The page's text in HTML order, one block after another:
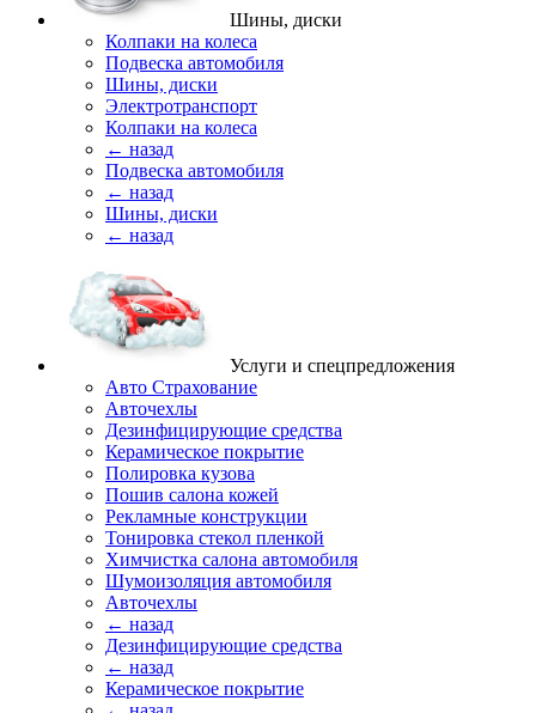
Шины, диски
Колпаки на колеса
Подвеска автомобиля
Шины, диски
Электротранспорт
Колпаки на колеса
← назад
Подвеска автомобиля
← назад
Шины, диски
← назад
Услуги и спецпредложения
Авто Страхование
Авточехлы
Дезинфицирующие средства
Керамическое покрытие
Полировка кузова
Пошив салона кожей
Рекламные конструкции
Тонировка стекол пленкой
Химчистка салона автомобиля
Шумоизоляция автомобиля
Авточехлы
← назад
Дезинфицирующие средства
← назад
Керамическое покрытие